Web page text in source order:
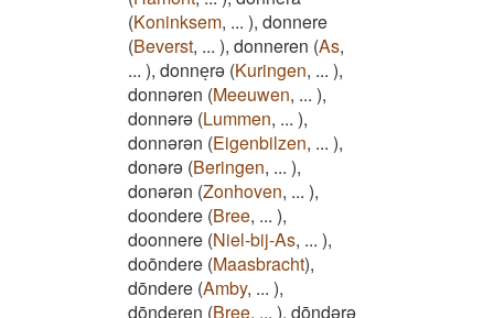
(Koninksem, ... ), donnere
(Beverst, ... ), donneren (As,
... ), donneͅrə (Kuringen, ... ),
donnəren (Meeuwen, ... ),
donnərə (Lummen, ... ),
donnərən (Eigenbilzen, ... ),
donərə (Beringen, ... ),
donərən (Zonhoven, ... ),
doondere (Bree, ... ),
doonnere (Niel-bij-As, ... ),
doōndere (Maasbracht),
dōndere (Amby, ... ),
dōnderen (Bree, ... ), dōndərə